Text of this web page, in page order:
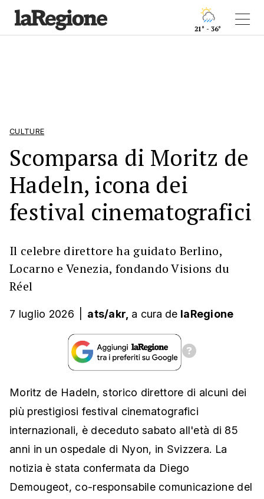
21° - 36°
CULTURE
Scomparsa di Moritz de
Hadeln, icona dei
festival cinematografici
Il celebre direttore ha guidato Berlino,
Locarno e Venezia, fondando Visions du
Réel
7 luglio 2026 ats/akr, a cura de laRegione
Moritz de Hadeln, storico direttore di alcuni dei
più prestigiosi festival cinematografici
internazionali, è deceduto sabato all'età di 85
anni in un ospedale di Nyon, in Svizzera. La
notizia è stata confermata da Diego
Demougeot, co-responsabile comunicazione del